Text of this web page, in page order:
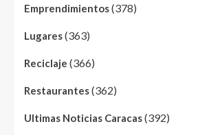
Emprendimientos(378)
Lugares(363)
Reciclaje (366)
Restaurantes(362)
Ultimas Noticias Caracas(392)